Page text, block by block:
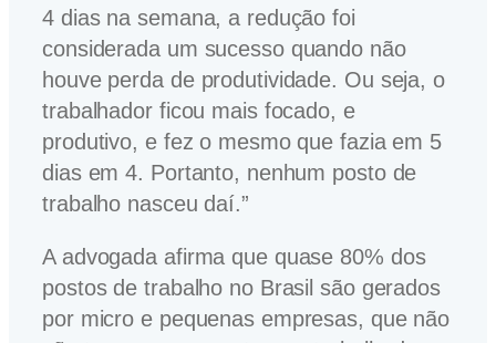
4 dias na semana, a redução foi
considerada um sucesso quando não
houve perda de produtividade. Ou seja, o
trabalhador ficou mais focado, e
produtivo, e fez o mesmo que fazia em 5
dias em 4. Portanto, nenhum posto de
trabalho nasceu daí.”
A advogada afirma que quase 80% dos
postos de trabalho no Brasil são gerados
por micro e pequenas empresas, que não